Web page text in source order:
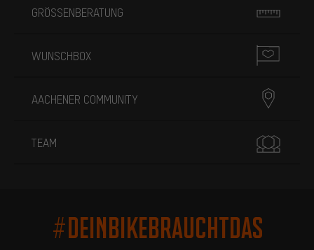
GRÖSSENBERATUNG
WUNSCHBOX
AACHENER COMMUNITY
TEAM
#DEINBIKEBRAUCHTDAS